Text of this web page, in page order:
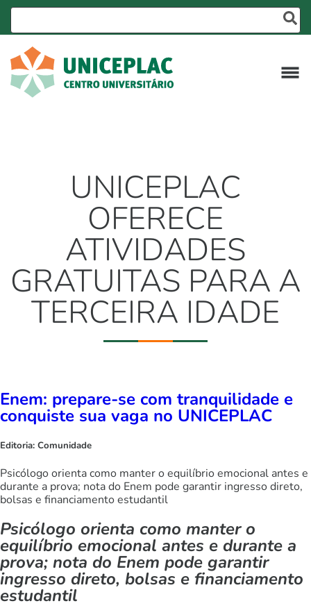
UNICEPLAC
OFERECE
ATIVIDADES
GRATUITAS PARA A
TERCEIRA IDADE
Enem: prepare-se com tranquilidade e
conquiste sua vaga no UNICEPLAC
Editoria: Comunidade
Psicólogo orienta como manter o equilíbrio emocional antes e
durante a prova; nota do Enem pode garantir ingresso direto,
bolsas e financiamento estudantil
Psicólogo orienta como manter o
equilíbrio emocional antes e durante a
prova; nota do Enem pode garantir
ingresso direto, bolsas e financiamento
estudantil